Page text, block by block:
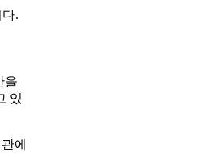
.
을
있
에